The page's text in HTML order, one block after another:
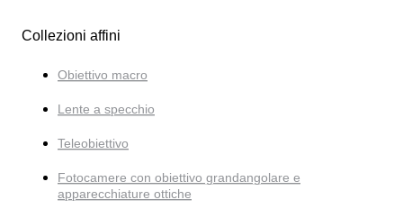
Collezioni affini
Obiettivo macro
Lente a specchio
Teleobiettivo
Fotocamere con obiettivo grandangolare e
apparecchiature ottiche